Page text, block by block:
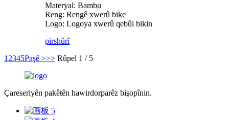
Materyal: Bambu
Reng: Rengê xwerû bike
Logo: Logoya xwerû qebûl bikin
pirshûrî
1 2345Paşê >>> Rûpel 1 / 5
Çareseriyên pakêtên hawirdorparêz bişopînin.